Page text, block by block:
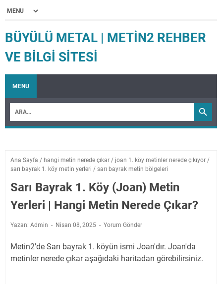
BÜYÜLÜ METAL | METIN2 REHBER
VE BILGI SITESI
MENU
Ana Sayfa / hangi metin nerede çıkar / joan 1. köy metinler nerede çıkıyor /
sarı bayrak 1. köy metin yerleri / sarı bayrak metin bölgeleri
Sarı Bayrak 1. Köy (Joan) Metin
Yerleri | Hangi Metin Nerede Çıkar?
Yazan: Admin Nisan 08, 2025 Yorum Gönder
Metin2'de Sarı bayrak 1. köyün ismi Joan'dır. Joan'da
metinler nerede çıkar aşağıdaki haritadan görebilirsiniz.